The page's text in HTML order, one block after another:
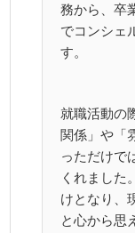
務から、卒
でコンシェ
す。
就職活動の
関係」や「
っただけで
くれました
けとなり、
と心から思